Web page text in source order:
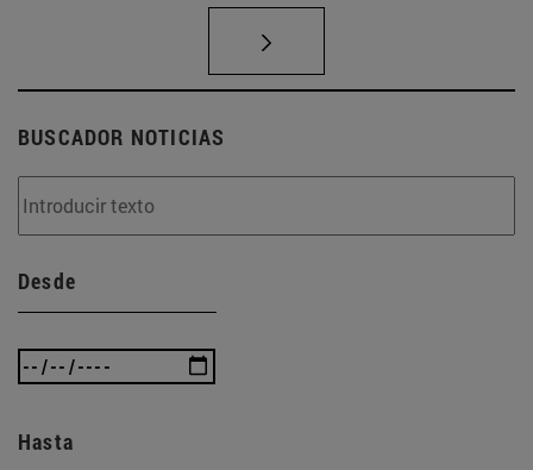
BUSCADOR NOTICIAS
Desde
Hasta